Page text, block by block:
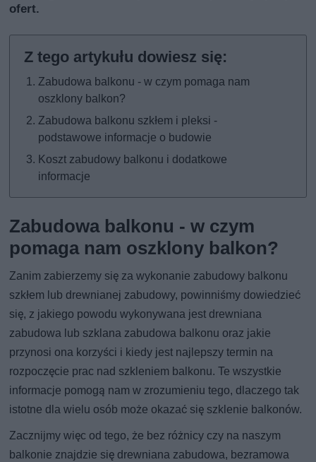
ofert.
Zabudowa balkonu - w czym pomaga nam
oszklony balkon?
Zabudowa balkonu szkłem i pleksi -
podstawowe informacje o budowie
Koszt zabudowy balkonu i dodatkowe
informacje
Zabudowa balkonu - w czym
pomaga nam oszklony balkon?
Zanim zabierzemy się za wykonanie zabudowy balkonu
szkłem lub drewnianej zabudowy, powinniśmy dowiedzieć
się, z jakiego powodu wykonywana jest drewniana
zabudowa lub szklana zabudowa balkonu oraz jakie
przynosi ona korzyści i kiedy jest najlepszy termin na
rozpoczęcie prac nad szkleniem balkonu. Te wszystkie
informacje pomogą nam w zrozumieniu tego, dlaczego tak
istotne dla wielu osób może okazać się szklenie balkonów.
Zacznijmy więc od tego, że bez różnicy czy na naszym
balkonie znajdzie się drewniana zabudowa, bezramowa